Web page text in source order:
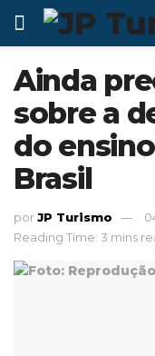
Ainda
sobre a
do
Brasil
porJP Turismo
Reading Time: 3 mins